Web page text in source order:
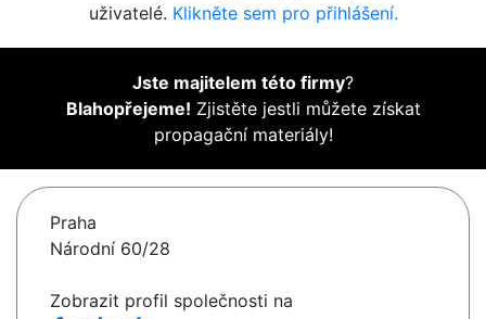
uživatelé. Klikněte sem pro přihlášení.
Jste majitelem této firmy?
Blahopřejeme! Zjistěte jestli můžete získat
propagační materiály!
Praha
Národní 60/28
Zobrazit profil společnosti na